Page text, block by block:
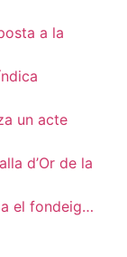
a la
un acte
d’Or de la
el fondeig…